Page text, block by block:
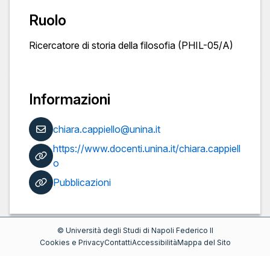
Ruolo
Ricercatore di storia della filosofia (PHIL-05/A)
Informazioni
chiara.cappiello@unina.it
https://www.docenti.unina.it/chiara.cappiell
o
Pubblicazioni
© Università degli Studi di Napoli Federico II
Cookies e PrivacyContattiAccessibilitàMappa del Sito